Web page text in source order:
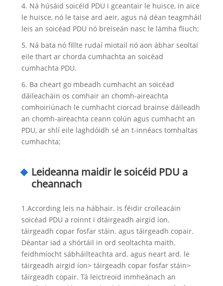
4. Ná húsáid soicéid PDU i gceantair le huisce, in aice
le huisce, nó le taise ard aeir, agus ná déan teagmháil
leis an soicéad PDU nó breiseán nasc le lámha fliuch;
5. Ná bata nó fillte rudaí miotail nó aon ábhar seoltaí
eile thart ar chorda cumhachta an soicéad
cumhachta PDU.
6. Ba cheart go mbeadh cumhacht an soicéad
dáileacháin os comhair an chomh-aireachta
comhoiriúnach le cumhacht ciorcad brainse dáileadh
an chomh-aireachta ceann colún agus cumhacht an
PDU, ar shlí eile laghdóidh sé an t-innéacs tomhaltas
cumhachta;
Leideanna maidir le soicéid PDU a
cheannach
1.According leis na hábhair. Is féidir croíleacáin
soicéad PDU a roinnt i dtáirgeadh airgid íon.
táirgeadh copar fosfar stáin. agus táirgeadh copair.
Déantar iad a shórtáil in ord seoltachta maith.
feidhmíocht sábháilteachta ard. agus neart ard. le
táirgeadh airgid íon> táirgeadh copar fosfar stáin>
táirgeadh copair. Tá leictreoid inmheánach an